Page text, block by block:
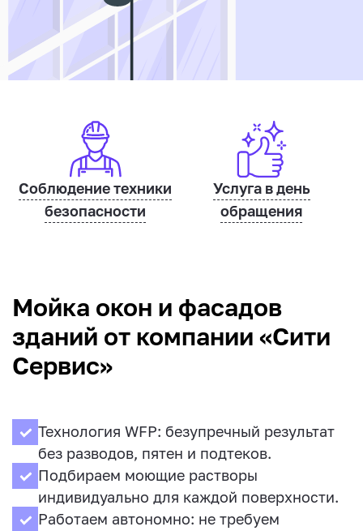
Соблюдение техники
безопасности
Услуга в день
обращения
Мойка окон и фасадов
зданий от компании «Сити
Сервис»
Технология WFP: безупречный результат
без разводов, пятен и подтеков.
Подбираем моющие растворы
индивидуально для каждой поверхности.
Работаем автономно: не требуем